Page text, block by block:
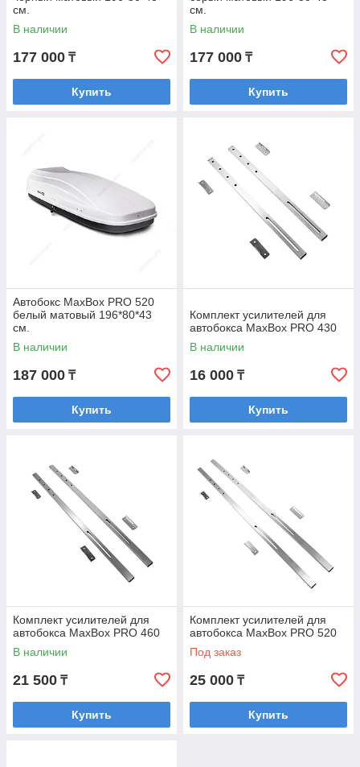
см.
В наличии
177 000 ₸
Купить
см.
В наличии
177 000 ₸
Купить
Автобокс MaxBox PRO 520
белый матовый 196*80*43
см.
В наличии
187 000 ₸
Купить
Комплект усилителей для
автобокса MaxBox PRO 430
В наличии
16 000 ₸
Купить
Комплект усилителей для
автобокса MaxBox PRO 460
В наличии
21 500 ₸
Купить
Комплект усилителей для
автобокса MaxBox PRO 520
Под заказ
25 000 ₸
Купить